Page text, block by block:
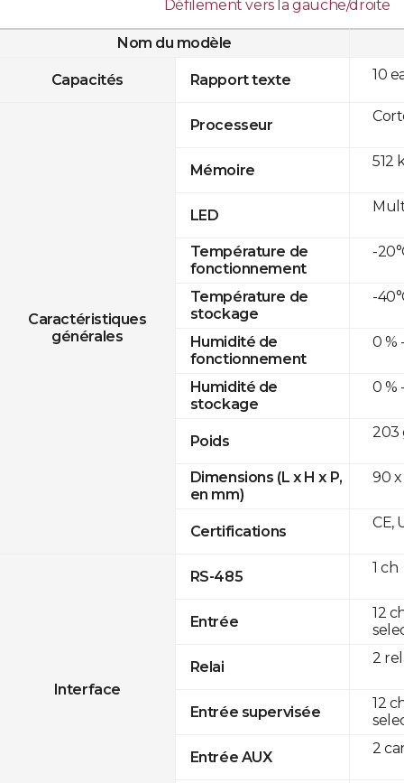
Défilement vers la gauche/droite
Nom du modèle
Capacités Rapport texte
Caractéristiques
générales
Processeur
Mémoire
LED
Température de
fonctionnement
Température de
stockage
Humidité de
fonctionnement
Humidité de
stockage
Poids
Dimensions (L x H x P,
en mm)
Certifications
Interface
RS-485
Entrée
Relai
Entrée supervisée
Entrée AUX
10
512
-
-
0 %
0 %
203
90 x
CE,
1 ch
12
2
12
2